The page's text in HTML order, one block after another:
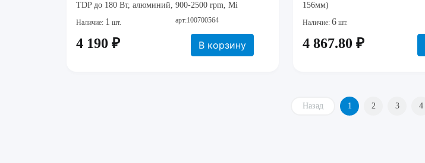
TDP до 180 Вт, алюминий, 900-2500 rpm, Mi
Наличие: 1 шт. арт:100700564
4 190 ₽ В корзину
156мм)
Наличие:6 шт.
4 867.80 ₽
Назад 1 2 3 4